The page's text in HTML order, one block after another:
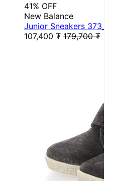
41% OFF
New Balance
Junior Sneakers 373_
107,400 ₮ 179,700 ₮